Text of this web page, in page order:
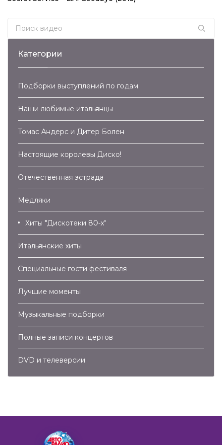
Search for:
Категории
Подборки выступлений по годам
Наши любимые итальянцы
Томас Андерс и Дитер Болен
Настоящие королевы Диско!
Отечественная эстрада
Медляки
Хиты "Дискотеки 80-х"
Итальянские хиты
Специальные гости фестиваля
Лучшие моменты
Музыкальные подборки
Полные записи концертов
DVD и телеверсии